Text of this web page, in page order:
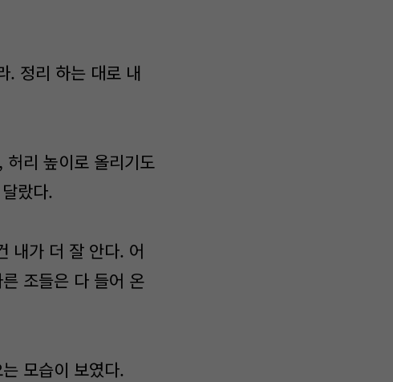
. 정리 하는 대로 내
허리 높이로 올리기도
랐다.
내가 더 잘 안다. 어
조들은 다 들어 온
모습이 보였다.